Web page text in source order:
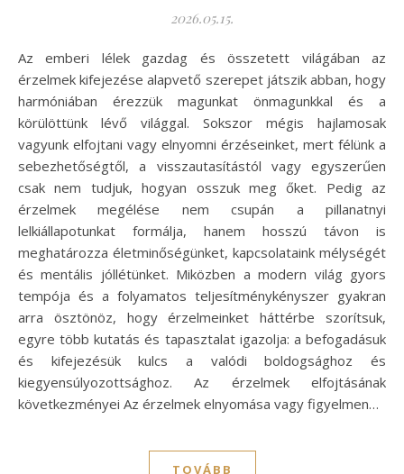
2026.05.15.
Az emberi lélek gazdag és összetett világában az
érzelmek kifejezése alapvető szerepet játszik abban, hogy
harmóniában érezzük magunkat önmagunkkal és a
körülöttünk lévő világgal. Sokszor mégis hajlamosak
vagyunk elfojtani vagy elnyomni érzéseinket, mert félünk a
sebezhetőségtől, a visszautasítástól vagy egyszerűen
csak nem tudjuk, hogyan osszuk meg őket. Pedig az
érzelmek megélése nem csupán a pillanatnyi
lelkiállapotunkat formálja, hanem hosszú távon is
meghatározza életminőségünket, kapcsolataink mélységét
és mentális jóllétünket. Miközben a modern világ gyors
tempója és a folyamatos teljesítménykényszer gyakran
arra ösztönöz, hogy érzelmeinket háttérbe szorítsuk,
egyre több kutatás és tapasztalat igazolja: a befogadásuk
és kifejezésük kulcs a valódi boldogsághoz és
kiegyensúlyozottsághoz. Az érzelmek elfojtásának
következményei Az érzelmek elnyomása vagy figyelmen…
TOVÁBB